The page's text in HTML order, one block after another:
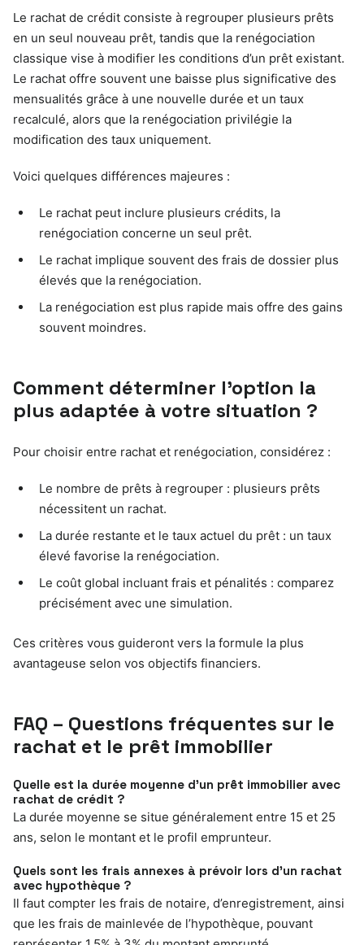
Le rachat de crédit consiste à regrouper plusieurs prêts
en un seul nouveau prêt, tandis que la renégociation
classique vise à modifier les conditions d’un prêt existant.
Le rachat offre souvent une baisse plus significative des
mensualités grâce à une nouvelle durée et un taux
recalculé, alors que la renégociation privilégie la
modification des taux uniquement.
Voici quelques différences majeures :
Le rachat peut inclure plusieurs crédits, la
renégociation concerne un seul prêt.
Le rachat implique souvent des frais de dossier plus
élevés que la renégociation.
La renégociation est plus rapide mais offre des gains
souvent moindres.
Comment déterminer l’option la
plus adaptée à votre situation ?
Pour choisir entre rachat et renégociation, considérez :
Le nombre de prêts à regrouper : plusieurs prêts
nécessitent un rachat.
La durée restante et le taux actuel du prêt : un taux
élevé favorise la renégociation.
Le coût global incluant frais et pénalités : comparez
précisément avec une simulation.
Ces critères vous guideront vers la formule la plus
avantageuse selon vos objectifs financiers.
FAQ – Questions fréquentes sur le
rachat et le prêt immobilier
Quelle est la durée moyenne d’un prêt immobilier avec
rachat de crédit ?
La durée moyenne se situe généralement entre 15 et 25
ans, selon le montant et le profil emprunteur.
Quels sont les frais annexes à prévoir lors d’un rachat
avec hypothèque ?
Il faut compter les frais de notaire, d’enregistrement, ainsi
que les frais de mainlevée de l’hypothèque, pouvant